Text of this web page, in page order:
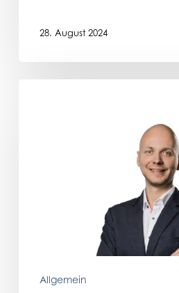
28. August 2024
Allgemein